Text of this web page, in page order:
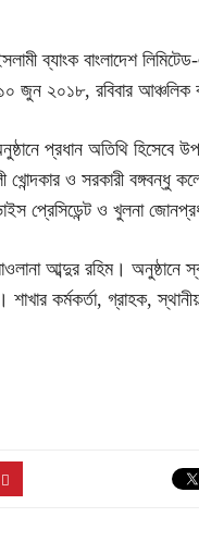
ব্যাংক বাংলাদেশ
জুন ২০১৮, রবিবার আঞ্চলিক
প্রধান অতিথি হিসেবে
ও সরকারী বঙ্গবন্ধু
প্রেসিডেন্ট ও খুলনা
আব্দুর রহিম। অনুষ্ঠানে
কর্মকর্তা, গ্রাহক,